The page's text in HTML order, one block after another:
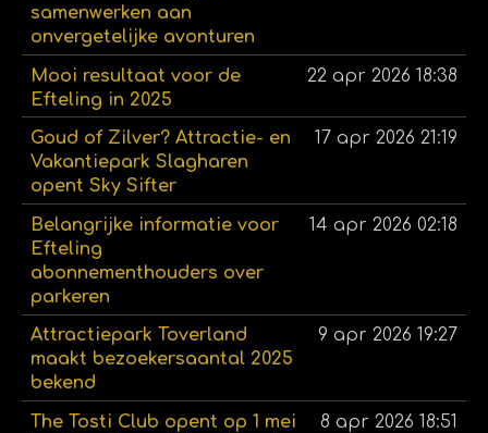
samenwerken aan
onvergetelijke avonturen
Mooi resultaat voor de
Efteling in 2025
22 apr 2026 18:38
Goud of Zilver? Attractie- en
Vakantiepark Slagharen
opent Sky Sifter
17 apr 2026 21:19
Belangrijke informatie voor
Efteling
abonnementhouders over
parkeren
14 apr 2026 02:18
Attractiepark Toverland
maakt bezoekersaantal 2025
bekend
9 apr 2026 19:27
The Tosti Club opent op 1 mei
8 apr 2026 18:51